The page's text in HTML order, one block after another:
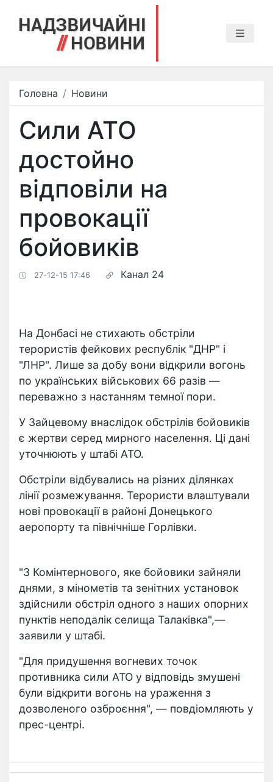
Головна Новини
Сили АТО
достойно
відповіли на
провокації
бойовиків
27-12-15 17:46 Канал 24
На Донбасі не стихають обстріли
терористів фейкових республік "ДНР" і
"ЛНР". Лише за добу вони відкрили вогонь
по українських військових 66 разів —
переважно з настанням темної пори.
У Зайцевому внаслідок обстрілів бойовиків
є жертви серед мирного населення. Ці дані
уточнюють у штабі АТО.
Обстріли відбувались на різних ділянках
лінії розмежування. Терористи влаштували
нові провокації в районі Донецького
аеропорту та північніше Горлівки.
"З Комінтернового, яке бойовики зайняли
днями, з мінометів та зенітних установок
здійснили обстріл одного з наших опорних
пунктів неподалік селища Талаківка",—
заявили у штабі.
"Для придушення вогневих точок
противника сили АТО у відповідь змушені
були відкрити вогонь на ураження з
дозволеного озброєння", — повдіомляють у
прес-центрі.